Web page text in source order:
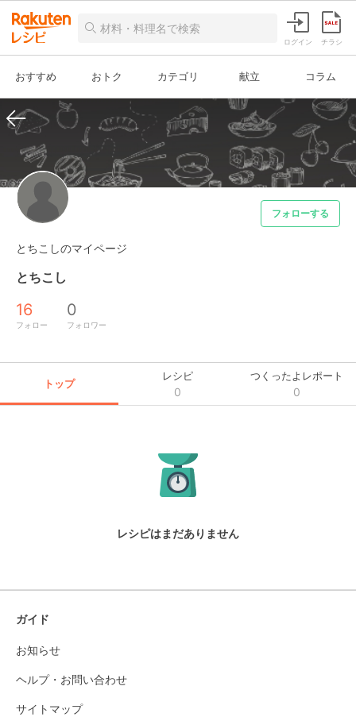
ログイン チラシ
おすすめ おトク カテゴリ 献立 コラム
フォローする
とちこしのマイページ
とちこし
16
フォロー
0
フォロワー
トップ
レシピ
0
つくったよレポート
0
レシピはまだありません
ガイド
お知らせ
ヘルプ・お問い合わせ
サイトマップ